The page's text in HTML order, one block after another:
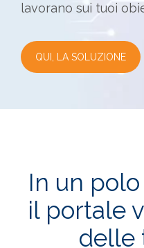
lavorano sui tuoi
QUI, LA SOLUZIONE
In un
il portale
delle